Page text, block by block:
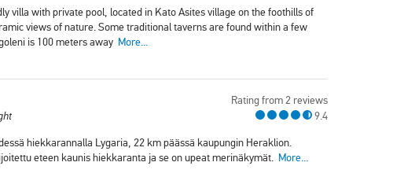
villa with private pool, located in Kato Asites village on the foothills of
views of nature. Some traditional taverns are found within a few
is 100 meters away More...
Rating from 2 reviews
9.4
hiekkarannalla Lygaria, 22 km päässä kaupungin Heraklion.
eteen kaunis hiekkaranta ja se on upeat merinäkymät. More...